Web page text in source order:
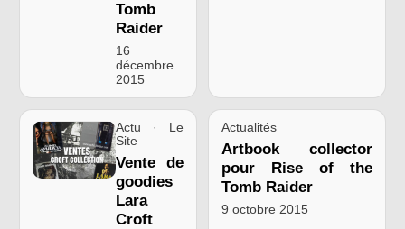
Tomb
Raider
16
décembre
2015
Actu · Le
Site
Vente de
goodies
Lara
Croft
Actualités
Artbook collector
pour Rise of the
Tomb Raider
9 octobre 2015